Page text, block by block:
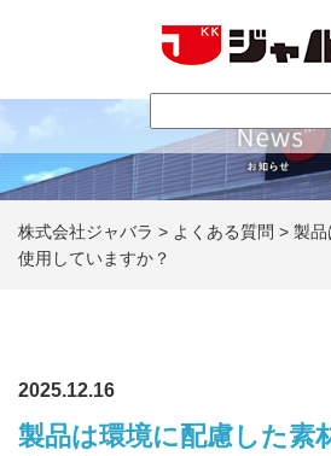
株式会社ジャバラ > よくある質問 > 製品
使用していますか？
2025.12.16
製品は環境に配慮した素